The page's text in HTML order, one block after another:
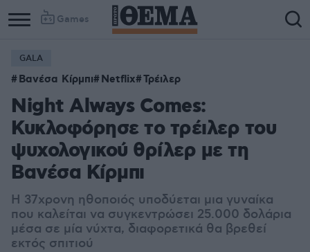
Games
GALA
Βανέσα Κίρμπι Netflix Τρέιλερ
Night Always Comes:
Κυκλοφόρησε το τρέιλερ του
ψυχολογικού θρίλερ με τη
Βανέσα Κίρμπι
Η 37χρονη ηθοποιός υποδύεται μια γυναίκα
που καλείται να συγκεντρώσει 25.000 δολάρια
μέσα σε μία νύχτα, διαφορετικά θα βρεθεί
εκτός σπιτιού